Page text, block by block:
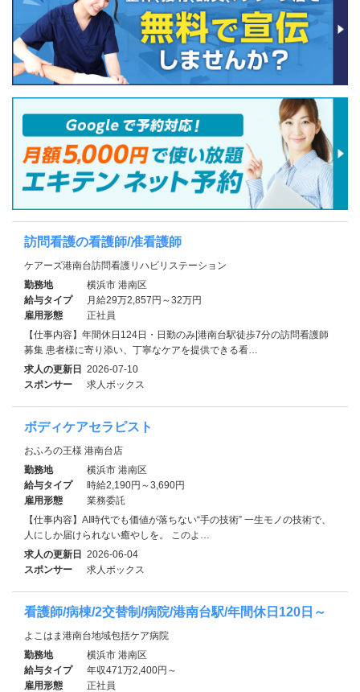
訪問看護の看護師/准看護師
ケアーズ港南台訪問看護リハビリステーション
勤務地
横浜市 港南区
給与タイプ
月給29万2,857円～32万円
雇用形態
正社員
【仕事内容】年間休日124日・日勤のみ|港南台駅徒歩7分の訪問看護師
募集 患者様に寄り添い、丁寧なケアを提供できる看…
求人の更新日 2026-07-10
スポンサー
求人ボックス
ボディケアセラピスト
おふろの王様 港南台店
勤務地
横浜市 港南区
給与タイプ
時給2,190円～3,690円
雇用形態
業務委託
【仕事内容】AI時代でも価値が落ちない“手の技術” 一生モノの技術で、
人にしか届けられない癒やしを。 このよ…
求人の更新日 2026-06-04
スポンサー
求人ボックス
看護師/病棟/2交替制/病院/港南台駅/年間休日120日～
よこはま港南台地域包括ケア病院
勤務地
横浜市 港南区
給与タイプ
年収471万2,400円～
雇用形態
正社員